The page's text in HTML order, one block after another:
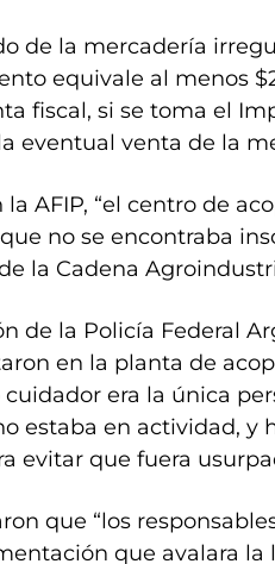
de la mercadería
equivale al menos
fiscal, si se toma el
eventual venta de la
AFIP, “el centro de
no se encontraba
la Cadena
de la Policía Federal
en la planta de
era la única
estaba en actividad, y
evitar que fuera
que “los
que avalara